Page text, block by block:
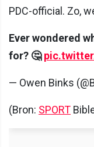
PDC-official. Zo,
Ever wondered
for? 🤔
— Owen Binks
(Bron: SPORT